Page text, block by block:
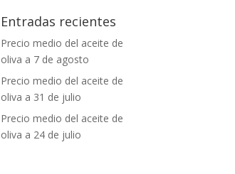
Entradas recientes
Precio medio del aceite de
oliva a 7 de agosto
Precio medio del aceite de
oliva a 31 de julio
Precio medio del aceite de
oliva a 24 de julio